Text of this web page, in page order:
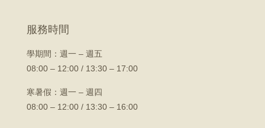
服務時間
學期間： 週一 – 週五
08:00 – 12:00 / 13:30 – 17:00
寒暑假：週一 – 週四
08:00 – 12:00 / 13:30 – 16:00